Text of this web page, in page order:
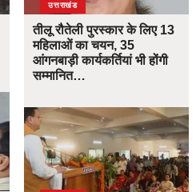
उत्तराखंड
तीलू रौतेली पुरस्कार के लिए 13
महिलाओं का चयन, 35
आंगनबाड़ी कार्यकर्तियां भी होंगी
सम्मानित…